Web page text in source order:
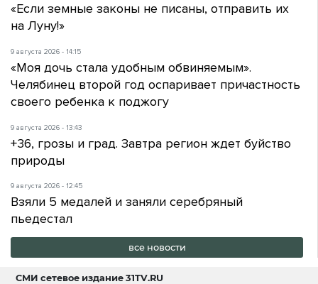
«Если земные законы не писаны, отправить их
на Луну!»
9 августа 2026 - 14:15
«Моя дочь стала удобным обвиняемым».
Челябинец второй год оспаривает причастность
своего ребенка к поджогу
9 августа 2026 - 13:43
+36, грозы и град. Завтра регион ждет буйство
природы
9 августа 2026 - 12:45
Взяли 5 медалей и заняли серебряный
пьедестал
все новости
СМИ сетевое издание31TV.RU